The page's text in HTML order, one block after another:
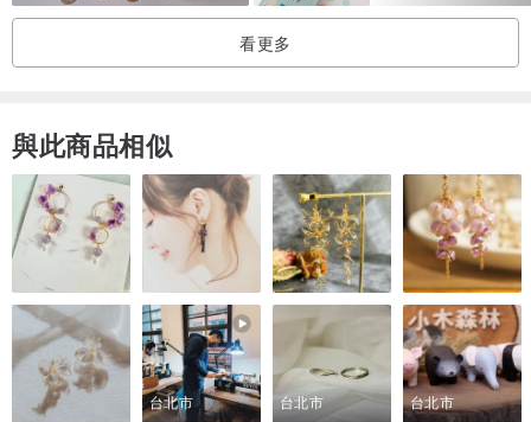
看更多
與此商品相似
台北市 台北市 台北市